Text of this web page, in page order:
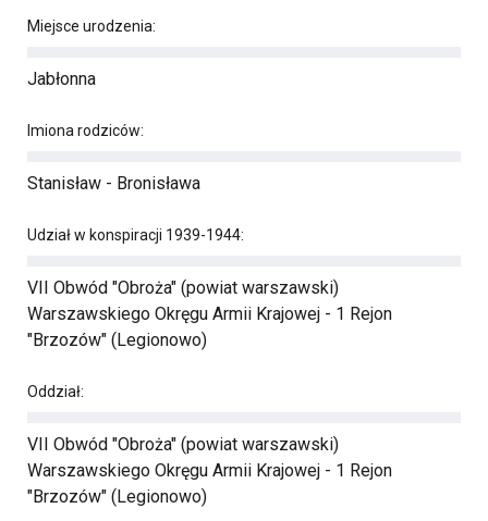
Miejsce urodzenia:
Jabłonna
Imiona rodziców:
Stanisław - Bronisława
Udział w konspiracji 1939-1944:
VII Obwód "Obroża" (powiat warszawski)
Warszawskiego Okręgu Armii Krajowej - 1 Rejon
"Brzozów" (Legionowo)
Oddział:
VII Obwód "Obroża" (powiat warszawski)
Warszawskiego Okręgu Armii Krajowej - 1 Rejon
"Brzozów" (Legionowo)